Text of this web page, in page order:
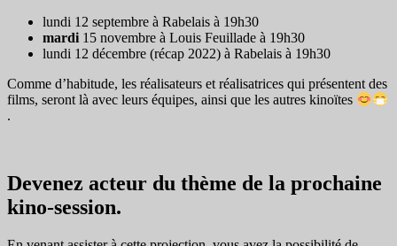
lundi 12 septembre à Rabelais à 19h30
mardi 15 novembre à Louis Feuillade à 19h30
lundi 12 décembre (récap 2022) à Rabelais à 19h30
Comme d’habitude, les réalisateurs et réalisatrices qui présentent des
films, seront là avec leurs équipes, ainsi que les autres kinoïtes
.
Devenez acteur du thème de la prochaine
kino-session.